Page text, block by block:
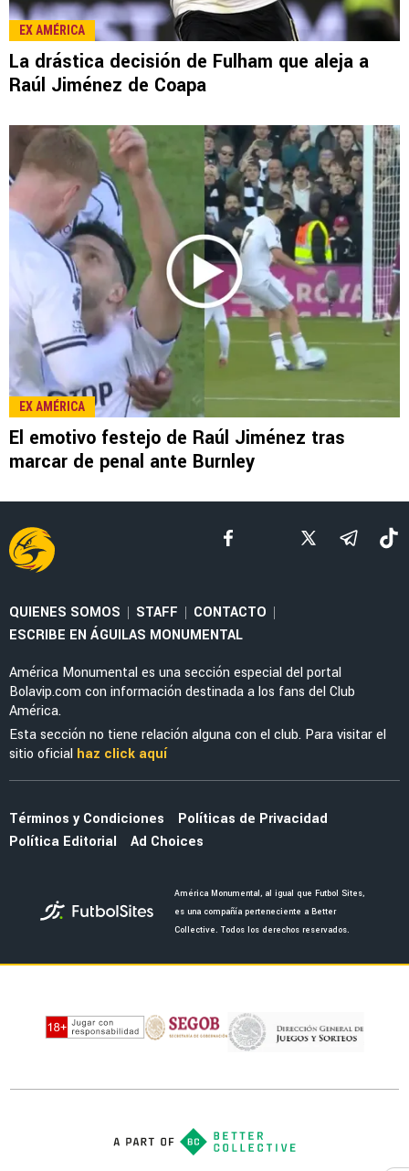
EX AMÉRICA
La drástica decisión de Fulham que aleja a
Raúl Jiménez de Coapa
EX AMÉRICA
El emotivo festejo de Raúl Jiménez tras
marcar de penal ante Burnley
QUIENES SOMOS | STAFF | CONTACTO |
ESCRIBE EN ÁGUILAS MONUMENTAL
América Monumental es una sección especial del portal
Bolavip.com con información destinada a los fans del Club
América.
Esta sección no tiene relación alguna con el club. Para visitar el
sitio oficial haz click aquí
Términos y Condiciones
Políticas de Privacidad
Política Editorial
Ad Choices
América Monumental, al igual que Futbol Sites,
es una compañía perteneciente a Better
Collective. Todos los derechos reservados.